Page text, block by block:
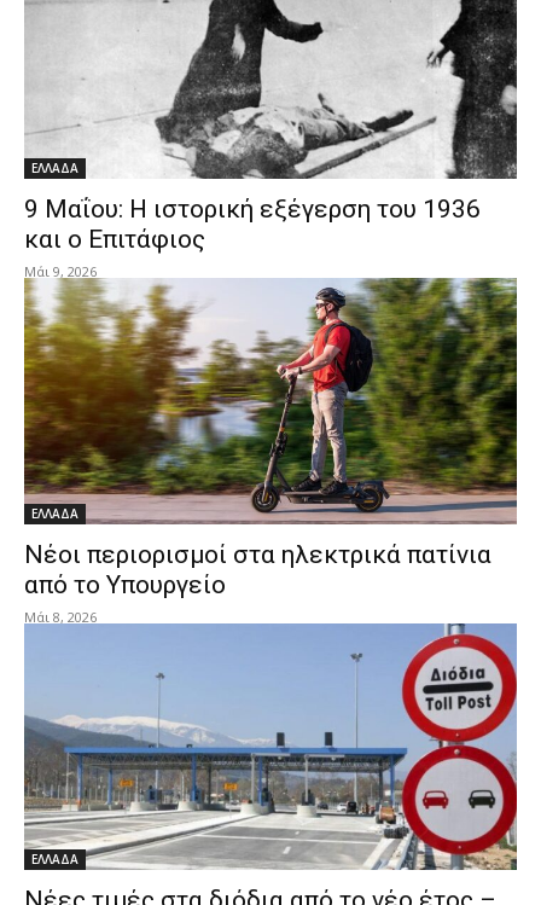
ΕΛΛΑΔΑ
9 Μαΐου: Η ιστορική εξέγερση του 1936
και ο Επιτάφιος
Μάι 9, 2026
ΕΛΛΑΔΑ
Νέοι περιορισμοί στα ηλεκτρικά πατίνια
από το Υπουργείο
Μάι 8, 2026
ΕΛΛΑΔΑ